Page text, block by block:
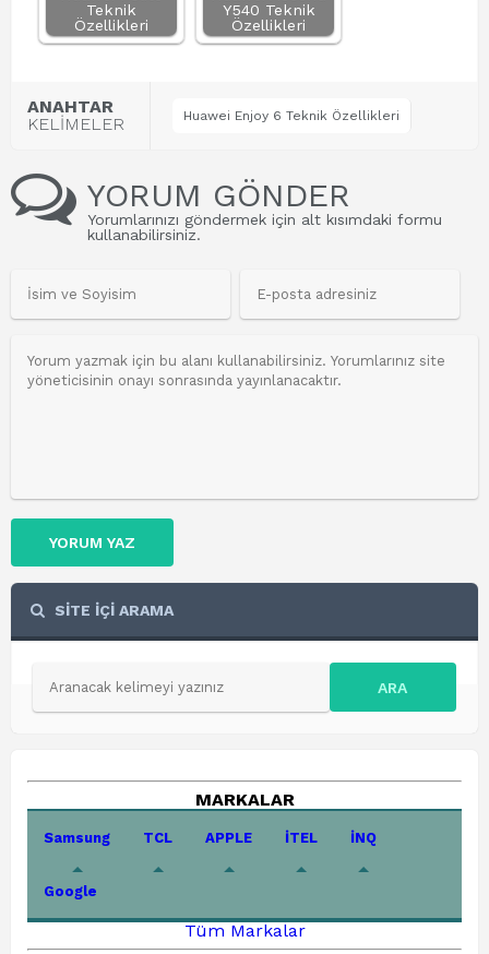
Teknik
Özellikleri
Y540 Teknik
Özellikleri
ANAHTAR
KELİMELER
Huawei Enjoy 6 Teknik Özellikleri
YORUM GÖNDER
Yorumlarınızı göndermek için alt kısımdaki formu
kullanabilirsiniz.
YORUM YAZ
SİTE İÇİ ARAMA
ARA
MARKALAR
Samsung TCL APPLE İTEL İNQ
Google
Tüm Markalar